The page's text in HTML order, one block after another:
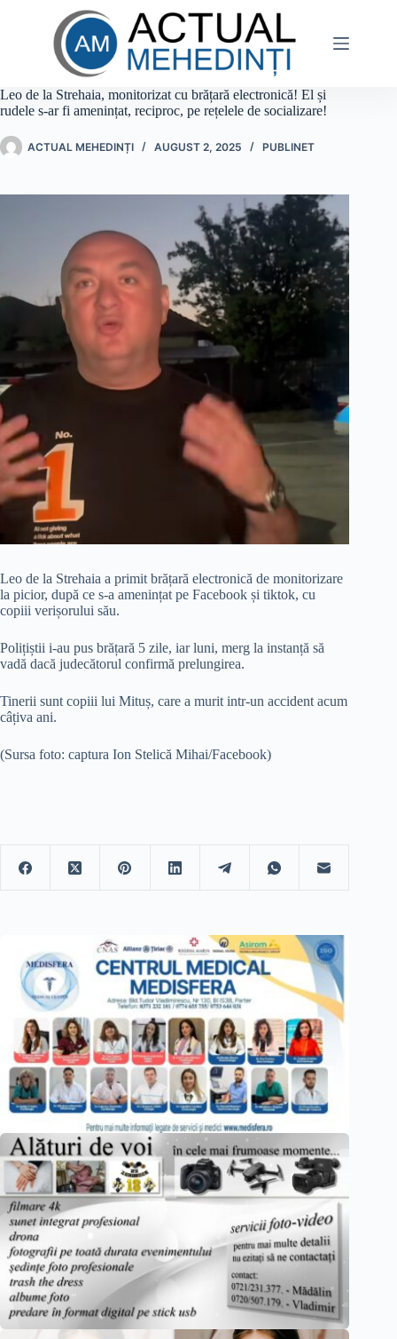
Leo de la Strehaia, monitorizat cu brățară electronică! El și
rudele s-ar fi amenințat, reciproc, pe rețelele de socializare!
ACTUAL MEHEDINȚI AUGUST 2, 2025 PUBLINET
Leo de la Strehaia a primit brățară electronică de monitorizare
la picior, după ce s-a amenințat pe Facebook și tiktok, cu
copiii verișorului său.
Polițiștii i-au pus brățară 5 zile, iar luni, merg la instanță să
vadă dacă judecătorul confirmă prelungirea.
Tinerii sunt copiii lui Mituș, care a murit intr-un accident acum
câțiva ani.
(Sursa foto: captura Ion Stelică Mihai/Facebook)